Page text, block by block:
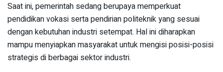
Saat ini, pemerintah sedang berupaya memperkuat
pendidikan vokasi serta pendirian politeknik yang sesuai
dengan kebutuhan industri setempat. Hal ini diharapkan
mampu menyiapkan masyarakat untuk mengisi posisi-posisi
strategis di berbagai sektor industri.